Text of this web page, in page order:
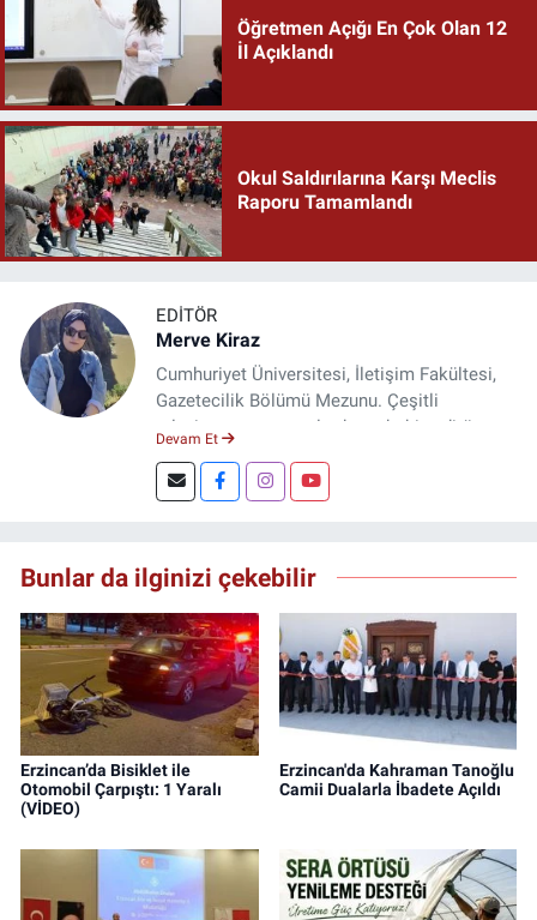
Öğretmen Açığı En Çok Olan 12
İl Açıklandı
Okul Saldırılarına Karşı Meclis
Raporu Tamamlandı
EDITÖR
Merve Kiraz
Cumhuriyet Üniversitesi, İletişim Fakültesi,
Gazetecilik Bölümü Mezunu. Çeşitli
televizyon ve gazetelerde muhabir, editör,
Şuan, www.dogugazetesi.com adlı haber
sitesinin Yazı İşleri Müdürlüğünü yürütmekte.
Devam Et
Bunlar da ilginizi çekebilir
Erzincan’da Bisiklet ile
Otomobil Çarpıştı: 1 Yaralı
(VİDEO)
Erzincan'da Kahraman Tanoğlu
Camii Dualarla İbadete Açıldı